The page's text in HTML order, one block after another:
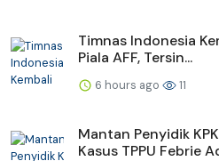
Timnas Indonesia
Piala AFF, Tersin...
6 hours ago 11
Mantan Penyidik
Kasus TPPU Febrie